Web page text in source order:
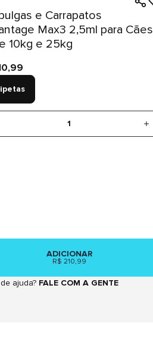
e Carrapatos
Max3 2,5ml para Cães
10kg e 25kg
1
ADICIONAR
R$ 210,99
ajuda? FALE COM A GENTE